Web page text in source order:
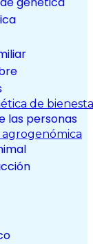
de
las personas
agrogenómica